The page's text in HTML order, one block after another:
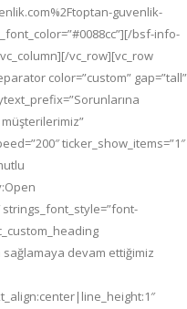
guvenlik-
bsf-info-
vc_row][vc_row
color=”custom” gap=”tall”
ticker_show_items=”1″
sağlamaya devam ettiğimiz